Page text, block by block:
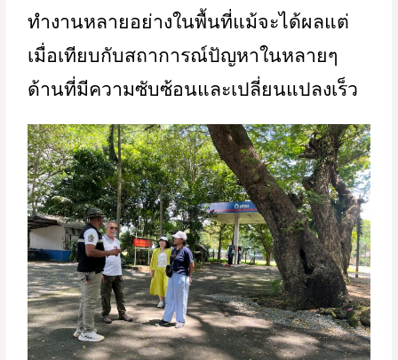
ทำงานหลายอย่างในพื้นที่แม้จะได้ผลแต่
เมื่อเทียบกับสถาการณ์ปัญหาในหลายๆ
ด้านที่มีความซับซ้อนและเปลี่ยนแปลงเร็ว